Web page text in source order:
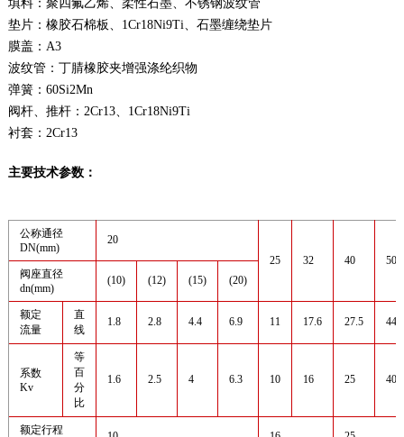
填料： 聚四氟乙烯、柔性石墨、不锈钢波纹管
垫片： 橡胶石棉板、1Cr18Ni9Ti、石墨缠绕垫片
膜盖： A3
波纹管： 丁腈橡胶夹增强涤纶织物
弹簧： 60Si2Mn
阀杆、推杆： 2Cr13、1Cr18Ni9Ti
衬套： 2Cr13
主要技术参数：
公称通径
DN(mm)
20
25
32 40
50
阀座直径
dn(mm)
(10) (12) (15) (20)
额定
流量
直
线
1.8 2.8 4.4 6.9 11 17.6 27.5 44
系数
Kv
等
百
分
比
1.6 2.5 4 6.3 10 16 25 40
额定行程